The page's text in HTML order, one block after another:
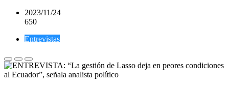
2023/11/24
650
Entrevistas